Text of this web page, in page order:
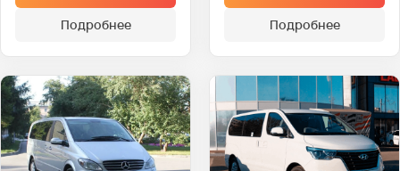
Подробнее
Подробнее